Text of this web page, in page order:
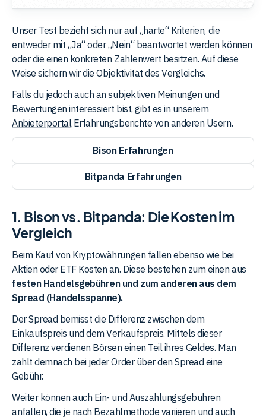
Unser Test bezieht sich nur auf „harte“ Kriterien, die
entweder mit „Ja“ oder „Nein“ beantwortet werden können
oder die einen konkreten Zahlenwert besitzen. Auf diese
Weise sichern wir die Objektivität des Vergleichs.
Falls du jedoch auch an subjektiven Meinungen und
Bewertungen interessiert bist, gibt es in unserem
AnbieterportalErfahrungsberichte von anderen Usern.
Bison Erfahrungen
Bitpanda Erfahrungen
1. Bison vs. Bitpanda: Die Kosten im
Vergleich
Beim Kauf von Kryptowährungen fallen ebenso wie bei
Aktien oder ETF Kosten an. Diese bestehen zum einen aus
festen Handelsgebühren und zum anderen aus dem
Spread (Handelsspanne).
Der Spread bemisst die Differenz zwischen dem
Einkaufspreis und dem Verkaufspreis. Mittels dieser
Differenz verdienen Börsen einen Teil ihres Geldes. Man
zahlt demnach bei jeder Order über den Spread eine
Gebühr.
Weiter können auch Ein- und Auszahlungsgebühren
anfallen, die je nach Bezahlmethode variieren und auch